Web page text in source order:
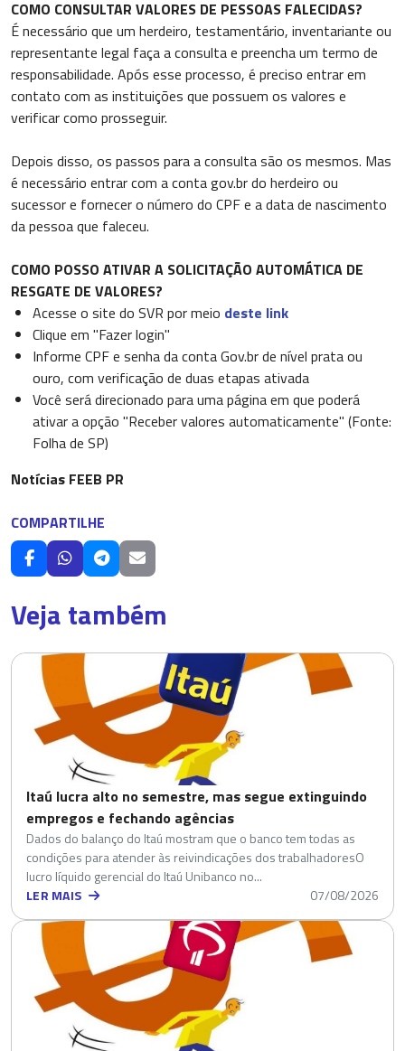
COMO CONSULTAR VALORES DE PESSOAS FALECIDAS?
É necessário que um herdeiro, testamentário, inventariante ou
representante legal faça a consulta e preencha um termo de
responsabilidade. Após esse processo, é preciso entrar em
contato com as instituições que possuem os valores e
verificar como prosseguir.
Depois disso, os passos para a consulta são os mesmos. Mas
é necessário entrar com a conta gov.br do herdeiro ou
sucessor e fornecer o número do CPF e a data de nascimento
da pessoa que faleceu.
COMO POSSO ATIVAR A SOLICITAÇÃO AUTOMÁTICA DE
RESGATE DE VALORES?
Acesse o site do SVR por meio deste link
Clique em "Fazer login"
Informe CPF e senha da conta Gov.br de nível prata ou
ouro, com verificação de duas etapas ativada
Você será direcionado para uma página em que poderá
ativar a opção "Receber valores automaticamente" (Fonte:
Folha de SP)
Notícias FEEB PR
COMPARTILHE
Veja também
Itaú lucra alto no semestre, mas segue extinguindo
empregos e fechando agências
Dados do balanço do Itaú mostram que o banco tem todas as
condições para atender às reivindicações dos trabalhadoresO
lucro líquido gerencial do Itaú Unibanco no...
LER MAIS
07/08/2026